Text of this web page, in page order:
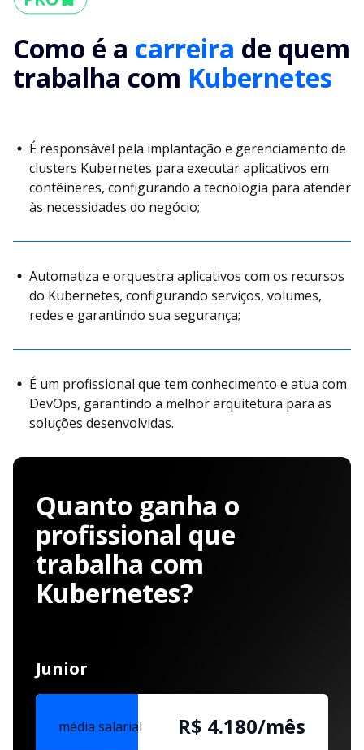
Como é a carreira de quem
trabalha com Kubernetes
É responsável pela implantação e gerenciamento de
clusters Kubernetes para executar aplicativos em
contêineres, configurando a tecnologia para atender
às necessidades do negócio;
Automatiza e orquestra aplicativos com os recursos
do Kubernetes, configurando serviços, volumes,
redes e garantindo sua segurança;
É um profissional que tem conhecimento e atua com
DevOps, garantindo a melhor arquitetura para as
soluções desenvolvidas.
Quanto ganha o
profissional que
trabalha com
Kubernetes?
Junior
média salarial R$ 4.180/mês